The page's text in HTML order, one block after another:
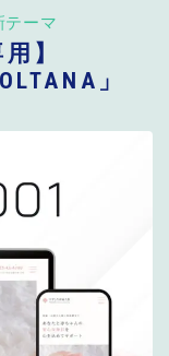
テーマ
】
」